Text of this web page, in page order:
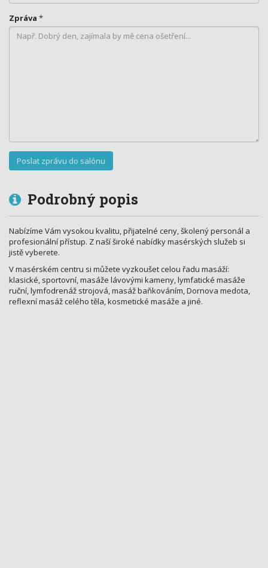
Zpráva *
Podrobný popis
Nabízíme Vám vysokou kvalitu, přijatelné ceny, školený personál a
profesionální přístup. Z naší široké nabídky masérských služeb si
jistě vyberete.
V masérském centru si můžete vyzkoušet celou řadu masáží:
klasické, sportovní, masáže lávovými kameny, lymfatické masáže
ruční, lymfodrenáž strojová, masáž baňkováním, Dornova medota,
reflexní masáž celého těla, kosmetické masáže a jiné.